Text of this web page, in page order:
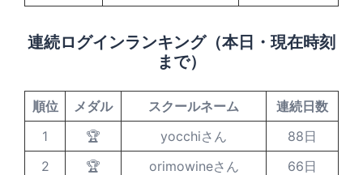
連続ログインランキング（本日・現在時刻
まで）
順位 メダル スクールネーム
連続日数
1
🏆 yocchiさん
88日
2
🏆 orimowineさん
66日